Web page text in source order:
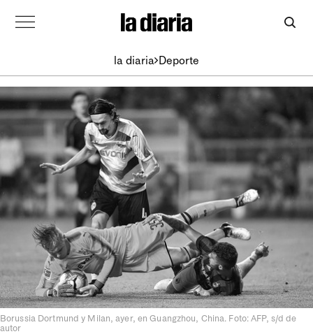
la diaria Deporte
Borussia Dortmund y Milan, ayer, en Guangzhou, China. Foto: AFP, s/d de
autor